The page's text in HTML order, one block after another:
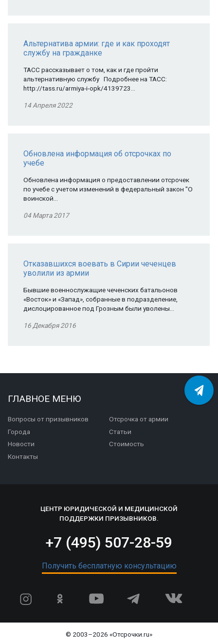
Альтернатива армии: где и как проходят
службу на гражданке
ТАСС рассказывает о том, как и где пройти
альтернативную службу Подробнее на ТАСС:
http://tass.ru/armiya-i-opk/4139723…
14 Апреля 2022
Обновлена информация об отсрочках по
учебе
Обновлена информация о предоставлении отсрочек
по учебе с учетом изменений в федеральный закон "О
воинской…
04 Марта 2017
Отказавшихся воевать в Сирии чеченцев
уволили из армии
Бывшие военнослужащие чеченских батальонов
«Восток» и «Запад», собранные в подразделение,
дислоцированное под Грозным были уволены…
16 Декабря 2016
ГЛАВНОЕ МЕНЮ
Вопросы от призывников
Отсрочка от армии
Города
Статьи
Новости
Стоимость
Контакты
ЦЕНТР ЮРИДИЧЕСКОЙ И МЕДИЦИНСКОЙ
ПОДДЕРЖКИ ПРИЗЫВНИКОВ.
+7 (495) 507-28-59
Получить бесплатную консультацию
© 2003–2026 «Отсрочки.ru»